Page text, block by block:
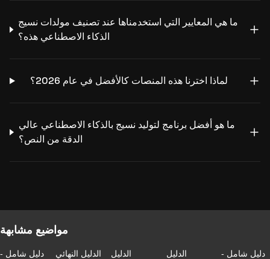
ما هي المعايير التي استخدمناها عند تصنيف مولدات نسيج
الذكاء الاصطناعي هذه؟
لماذا اخترنا هذه المنصات كالأفضل في عام 2026؟
ما هو أفضل برنامج لتوليد نسيج بالذكاء الاصطناعي عالي
الدقة من النص؟
مواضيع مشابهة
دليل شامل -
الدليل النهائي
الدليل
الدليل
دليل شامل -